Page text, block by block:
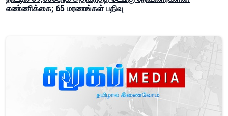
எண்ணிக்கை; 65 மரணங்கள் பதிவு